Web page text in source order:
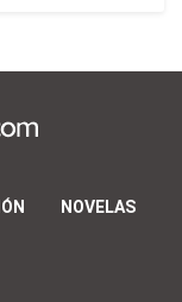
NOVELAS